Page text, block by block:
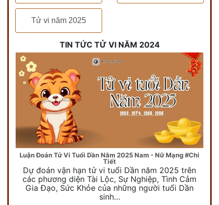
Tử vi năm 2025
TIN TỨC TỬ VI NĂM 2024
Luận Đoán Tử Vi Tuổi Dần Năm 2025 Nam - Nữ Mạng #Chi
Tiết
Dự đoán vận hạn tử vi tuổi Dần năm 2025 trên
các phương diện Tài Lộc, Sự Nghiệp, Tình Cảm
Gia Đạo, Sức Khỏe của những người tuổi Dần
sinh…